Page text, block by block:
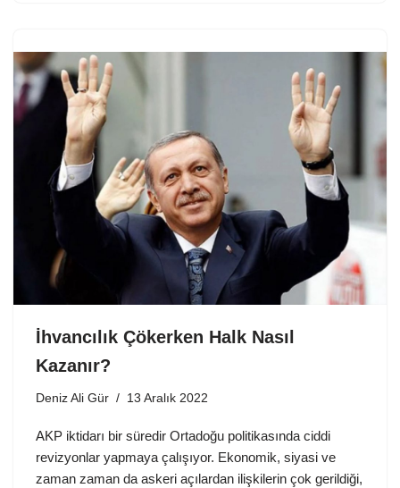
İhvancılık Çökerken Halk Nasıl
Kazanır?
Deniz Ali Gür 13 Aralık 2022
AKP iktidarı bir süredir Ortadoğu politikasında ciddi
revizyonlar yapmaya çalışıyor. Ekonomik, siyasi ve
zaman zaman da askeri açılardan ilişkilerin çok gerildiği,